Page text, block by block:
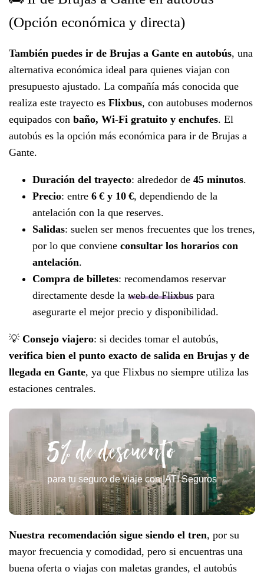
(Opción económica y directa)
También puedes ir de Brujas a Gante en autobús, una
alternativa económica ideal para quienes viajan con
presupuesto ajustado. La compañía más conocida que
realiza este trayecto es Flixbus, con autobuses modernos
equipados con baño, Wi-Fi gratuito y enchufes. El
autobús es la opción más económica para ir de Brujas a
Gante.
Duración del trayecto: alrededor de 45 minutos.
Precio: entre 6 € y 10 €, dependiendo de la
antelación con la que reserves.
Salidas: suelen ser menos frecuentes que los trenes,
por lo que conviene consultar los horarios con
antelación.
Compra de billetes: recomendamos reservar
directamente desde la web de Flixbus para
asegurarte el mejor precio y disponibilidad.
💡 Consejo viajero: si decides tomar el autobús,
verifica bien el punto exacto de salida en Brujas y de
llegada en Gante, ya que Flixbus no siempre utiliza las
estaciones centrales.
5% de descuento
para tu seguro de viaje con IATI Seguros
Nuestra recomendación sigue siendo el tren, por su
mayor frecuencia y comodidad, pero si encuentras una
buena oferta o viajas con maletas grandes, el autobús